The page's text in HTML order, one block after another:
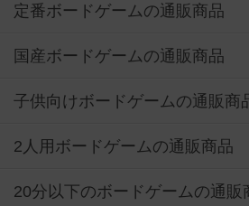
定番ボードゲームの通販商品
国産ボードゲームの通販商品
子供向けボードゲームの通販商
2人用ボードゲームの通販商品
20分以下のボードゲームの通販